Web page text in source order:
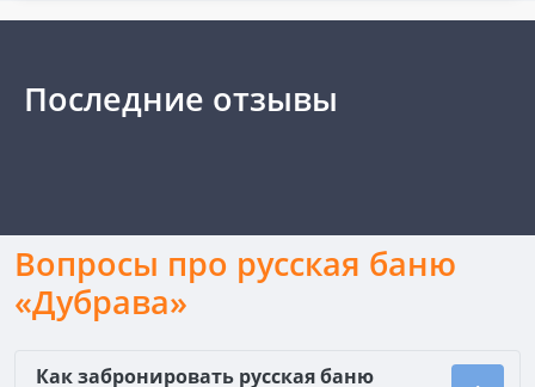
Последние отзывы
Вопросы про русская баню
«Дубрава»
Как забронировать русская баню